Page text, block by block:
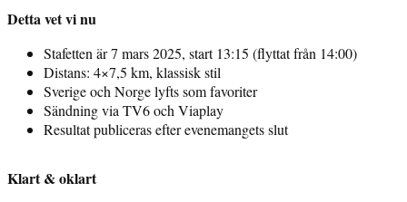
Detta vet vi nu
Stafetten är 7 mars 2025, start 13:15 (flyttat från 14:00)
Distans: 4×7,5 km, klassisk stil
Sverige och Norge lyfts som favoriter
Sändning via TV6 och Viaplay
Resultat publiceras efter evenemangets slut
Klart & oklart